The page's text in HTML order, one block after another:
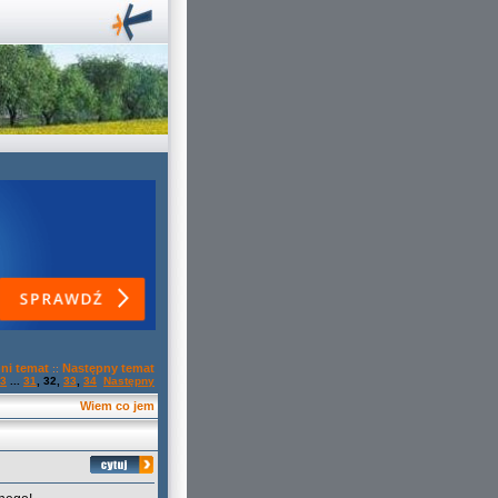
temat :: Następny temat
3 31 32 33 34 Następny
Wiem co jem